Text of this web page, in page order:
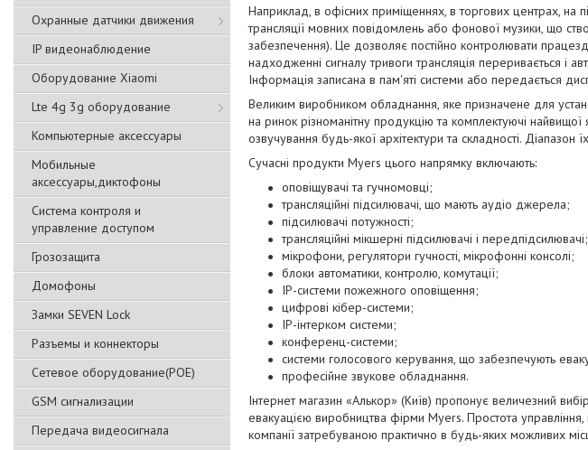
Охранные датчики движения
IP видеонаблюдение
Оборудование Xiaomi
Lte 4g 3g оборудование
Компьютерные аксессуары
Мобильные
аксессуары,диктофоны
Система контроля и
управление доступом
Грозозащита
Домофоны
Замки SEVEN Lock
Разъемы и коннекторы
Сетевое оборудование(POE)
GSM сигнализации
Передача видеосигнала
Наприклад, в офісних приміщеннях, в торгових центрах, на
трансляції мовних повідомлень або фонової музики, що
забезпечення). Це дозволяє постійно контролювати
надходженні сигналу тривоги трансляція переривається і
Інформація записана в пам'яті системи або передається
Великим виробником обладнання, яке призначене для
на ринок різноманітну продукцію та комплектуючі
озвучування будь-якої архітектури та складності. Діапазон
Сучасні продукти Myers цього напрямку включають:
оповіщувачі та гучномовці;
трансляційні підсилювачі, що мають аудіо джерела;
підсилювачі потужності;
трансляційні мікшерні підсилювачі і передпідсилювачі;
мікрофони, регулятори гучності, мікрофонні консолі;
блоки автоматики, контролю, комутації;
IP-системи пожежного оповіщення;
цифрові кібер-системи;
IP-інтерком системи;
конференц-системи;
системи голосового керування, що забезпечують
професійне звукове обладнання.
Інтернет магазин «Алькор» (Київ) пропонує величезний
евакуацією виробництва фірми Myers. Простота
компанії затребуваною практично в будь-яких можливих